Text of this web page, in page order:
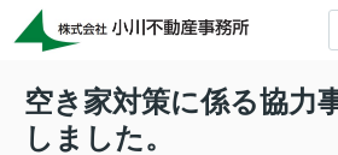
空き家対策に係る協力
しました。